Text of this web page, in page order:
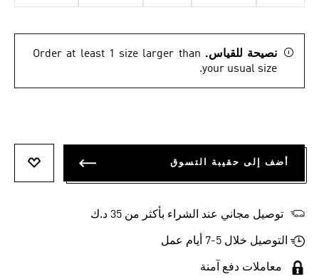
نصيحة للقياس. Order at least 1 size larger than
your usual size.
أضف إلى حقيبة التسوق
توصيل مجاني عند الشراء بأكثر من 35 د.ك
التوصيل خلال 5-7 أيام عمل
معاملات دفع آمنة